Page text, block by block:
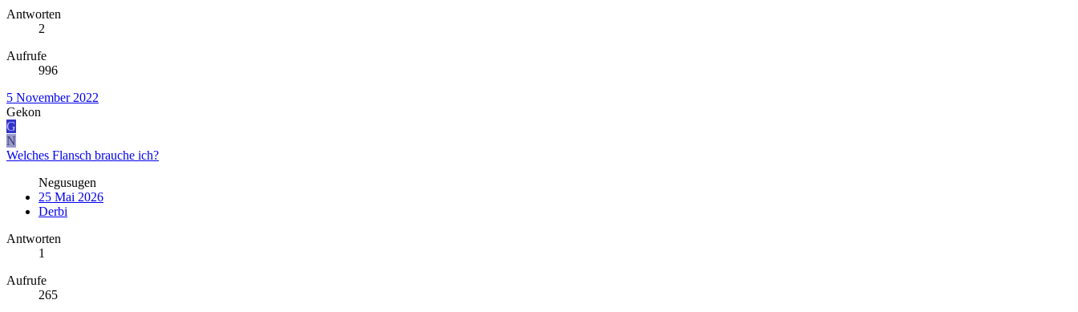
Antworten
2
Aufrufe
996
5 November 2022
Gekon
G
N
Welches Flansch brauche ich?
Negusugen
25 Mai 2026
Derbi
Antworten
1
Aufrufe
265